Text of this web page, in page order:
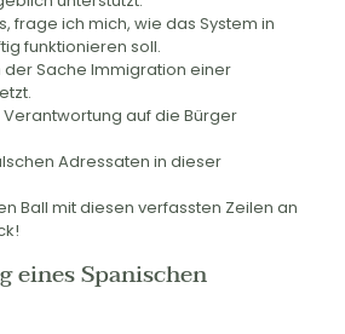
frage ich mich, wie das System in
funktionieren soll.
der Sache Immigration einer
auf die Bürger
Adressaten in dieser
Ball mit diesen verfassten Zeilen an
eines Spanischen